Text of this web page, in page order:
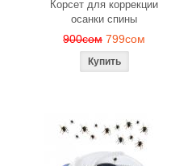
Корсет для коррекции
осанки спины
900сом 799сом